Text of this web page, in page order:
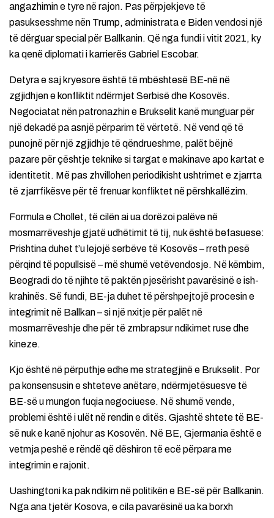
angazhimin e tyre në rajon. Pas përpjekjeve të
pasuksesshme nën Trump, administrata e Biden vendosi një
të dërguar special për Ballkanin. Që nga fundi i vitit 2021, ky
ka qenë diplomati i karrierës Gabriel Escobar.
Detyra e saj kryesore është të mbështesë BE-në në
zgjidhjen e konfliktit ndërmjet Serbisë dhe Kosovës.
Negociatat nën patronazhin e Brukselit kanë munguar për
një dekadë pa asnjë përparim të vërtetë. Në vend që të
punojnë për një zgjidhje të qëndrueshme, palët bëjnë
pazare për çështje teknike si targat e makinave apo kartat e
identitetit. Më pas zhvillohen periodikisht ushtrimet e zjarrta
të zjarrfikësve për të frenuar konfliktet në përshkallëzim.
Formula e Chollet, të cilën ai ua dorëzoi palëve në
mosmarrëveshje gjatë udhëtimit të tij, nuk është befasuese:
Prishtina duhet t’u lejojë serbëve të Kosovës – rreth pesë
përqind të popullsisë – më shumë vetëvendosje. Në këmbim,
Beogradi do të njihte të paktën pjesërisht pavarësinë e ish-
krahinës. Së fundi, BE-ja duhet të përshpejtojë procesin e
integrimit në Ballkan – si një nxitje për palët në
mosmarrëveshje dhe për të zmbrapsur ndikimet ruse dhe
kineze.
Kjo është në përputhje edhe me strategjinë e Brukselit. Por
pa konsensusin e shteteve anëtare, ndërmjetësuesve të
BE-së u mungon fuqia negociuese. Në shumë vende,
problemi është i ulët në rendin e ditës. Gjashtë shtete të BE-
së nuk e kanë njohur as Kosovën. Në BE, Gjermania është e
vetmja peshë e rëndë që dëshiron të ecë përpara me
integrimin e rajonit.
Uashingtoni ka pak ndikim në politikën e BE-së për Ballkanin.
Nga ana tjetër Kosova, e cila pavarësinë ua ka borxh